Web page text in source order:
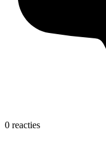
0 reacties